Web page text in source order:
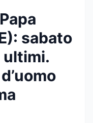
sabato
ultimi.